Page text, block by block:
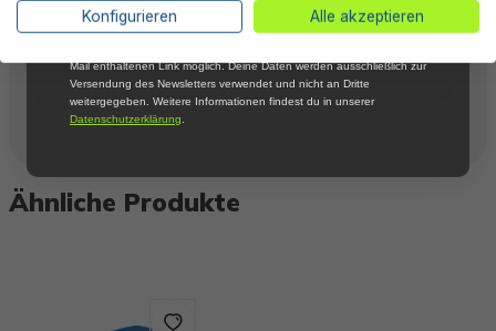
Warnhinweise
Herstellerinformation
Ähnliche Produkte
Konfigurieren Alle akzeptieren
*Mit der Anmeldung zum Newsletter stimmst du zu, regelmäßig per E-
Mail über aktuelle Angebote, Aktionen und Produktneuheiten
Mail enthaltenen Link möglich. Deine Daten werden ausschließlich zur
Versendung des Newsletters verwendet und nicht an Dritte
weitergegeben. Weitere Informationen findest du in unserer
Datenschutzerklärung